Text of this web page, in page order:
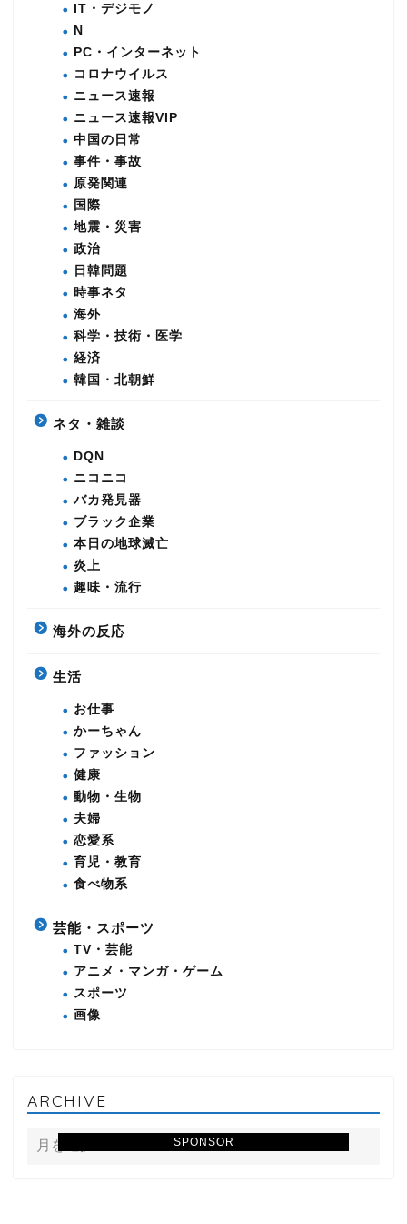
SPONSOR
IT・デジモノ
N
PC・インターネット
コロナウイルス
ニュース速報
ニュース速報VIP
中国の日常
事件・事故
原発関連
国際
地震・災害
政治
日韓問題
時事ネタ
海外
科学・技術・医学
経済
韓国・北朝鮮
ネタ・雑談
DQN
ニコニコ
バカ発見器
ブラック企業
本日の地球滅亡
炎上
趣味・流行
海外の反応
生活
お仕事
かーちゃん
ファッション
健康
動物・生物
夫婦
恋愛系
育児・教育
食べ物系
芸能・スポーツ
TV・芸能
アニメ・マンガ・ゲーム
スポーツ
画像
ARCHIVE